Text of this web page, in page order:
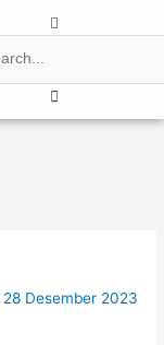
28 Desember 2023